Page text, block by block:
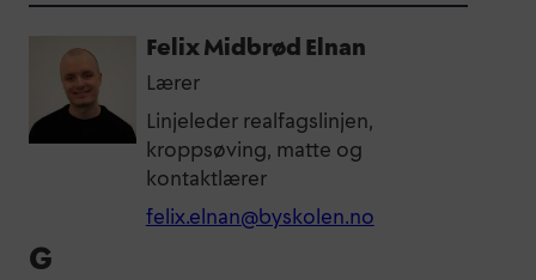
Felix Midbrød Elnan
Lærer
Linjeleder realfagslinjen,
kroppsøving, matte og
kontaktlærer
felix.elnan@byskolen.no
G